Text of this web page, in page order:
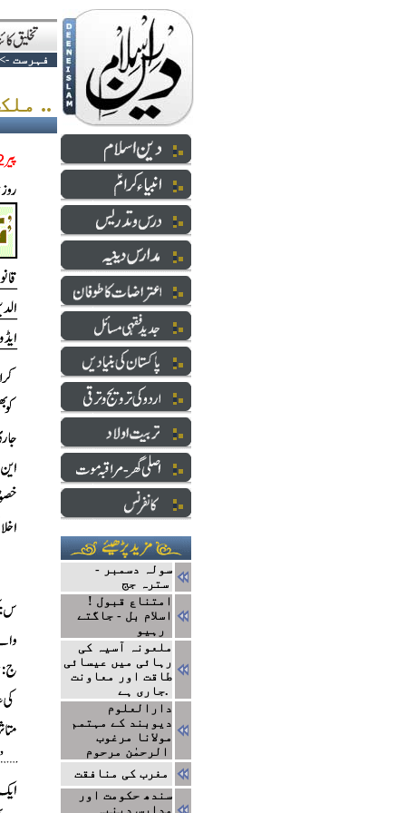
فہرست
ملک میں قانون نہیں ..
سولہ دسمبر -
سترہ جج
! امتناع قبول
اسلام بل - جاگتے
ملعونہ آسیہ کی
رہائی میں عیسائی
طاقت اور معاونت
جاری ہے.
دارالعلوم
دیوبند کے مہتمم
مولانا مرغوب
الرحمٰن مرحوم
مغرب کی منافقت
سندھ حکومت اور
مدارس دینیہ